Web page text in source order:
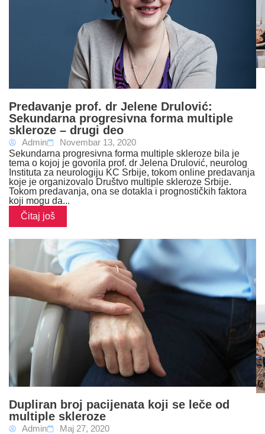
Predavanje prof. dr Jelene Drulović:
Sekundarna progresivna forma multiple
skleroze – drugi deo
Admin
Novembar 13, 2020
Sekundarna progresivna forma multiple skleroze bila je
tema o kojoj je govorila prof. dr Jelena Drulović, neurolog
Instituta za neurologiju KC Srbije, tokom online predavanja
koje je organizovalo Društvo multiple skleroze Srbije.
Tokom predavanja, ona se dotakla i prognostičkih faktora
koji mogu da...
Čitaj još
Dupliran broj pacijenata koji se leče od
multiple skleroze
Admin
Maj 27, 2020